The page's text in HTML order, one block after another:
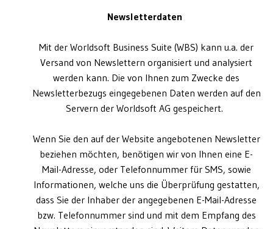
Newsletterdaten
Mit der Worldsoft Business Suite (WBS) kann u.a. der
Versand von Newslettern organisiert und analysiert
werden kann. Die von Ihnen zum Zwecke des
Newsletterbezugs eingegebenen Daten werden auf den
Servern der Worldsoft AG gespeichert.
Wenn Sie den auf der Website angebotenen Newsletter
beziehen möchten, benötigen wir von Ihnen eine E-
Mail-Adresse, oder Telefonnummer für SMS, sowie
Informationen, welche uns die Überprüfung gestatten,
dass Sie der Inhaber der angegebenen E-Mail-Adresse
bzw. Telefonnummer sind und mit dem Empfang des